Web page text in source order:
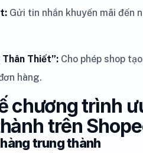
Gửi tin nhắn khuyến mãi đến
Thân Thiết”: Cho phép shop
hàng.
chương trình
trên
trung thành